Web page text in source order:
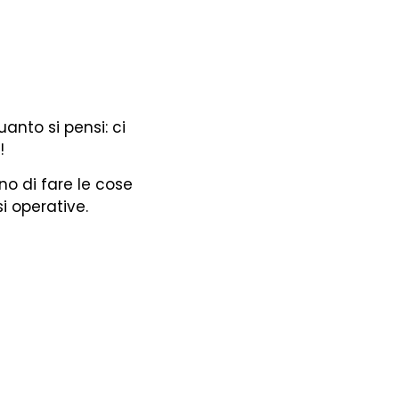
si pensi: ci
di fare le cose
operative.